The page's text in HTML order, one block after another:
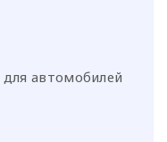
автомобилей